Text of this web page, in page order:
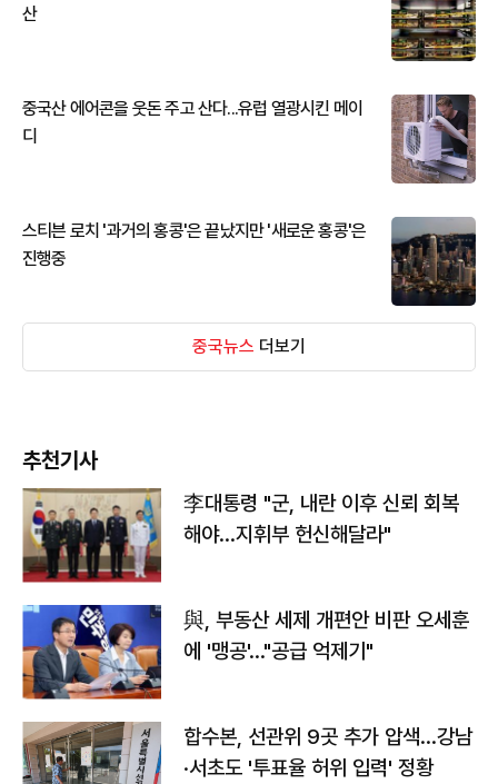
산
중국산 에어콘을 웃돈 주고 산다...유럽 열광시킨 메이
디
스티븐 로치 '과거의 홍콩'은 끝났지만 '새로운 홍콩'은
진행중
중국뉴스 더보기
추천기사
李대통령 "군, 내란 이후 신뢰 회복
해야…지휘부 헌신해달라"
與, 부동산 세제 개편안 비판 오세훈
에 '맹공'…"공급 억제기"
합수본, 선관위 9곳 추가 압색…강남
·서초도 '투표율 허위 입력' 정황